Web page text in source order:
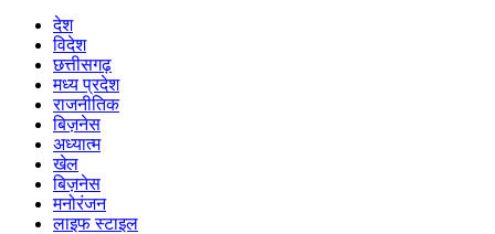
देश
विदेश
छत्तीसगढ़
मध्य प्रदेश
राजनीतिक
बिज़नेस
अध्यात्म
खेल
बिज़नेस
मनोरंजन
लाइफ स्टाइल